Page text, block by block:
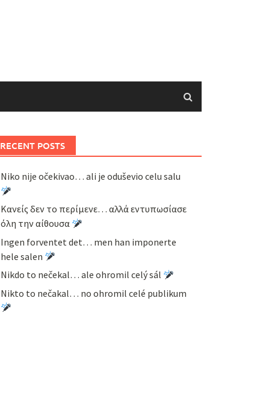
RECENT POSTS
Niko nije očekivao… ali je oduševio celu salu
Κανείς δεν το περίμενε… αλλά εντυπωσίασε
όλη την αίθουσα
Ingen forventet det… men han imponerte
hele salen
Nikdo to nečekal… ale ohromil celý sál
Nikto to nečakal… no ohromil celé publikum